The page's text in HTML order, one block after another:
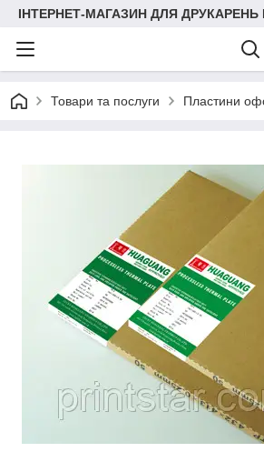
ІНТЕРНЕТ-МАГАЗИН ДЛЯ ДРУКАРЕНЬ
Товари та послуги Пластини